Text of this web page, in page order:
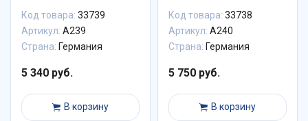
Код товара: 33739
Артикул: A239
Страна: Германия
5 340 руб.
В корзину
Код товара: 33738
Артикул: A240
Страна: Германия
5 750 руб.
В корзину